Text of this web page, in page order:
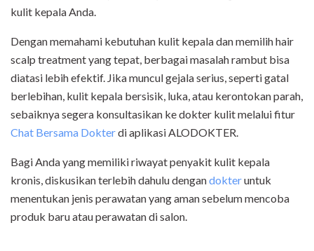
kulit kepala Anda.
Dengan memahami kebutuhan kulit kepala dan memilih hair
scalp treatment yang tepat, berbagai masalah rambut bisa
diatasi lebih efektif. Jika muncul gejala serius, seperti gatal
berlebihan, kulit kepala bersisik, luka, atau kerontokan parah,
sebaiknya segera konsultasikan ke dokter kulit melalui fitur
Chat Bersama Dokterdi aplikasi ALODOKTER.
Bagi Anda yang memiliki riwayat penyakit kulit kepala
kronis, diskusikan terlebih dahulu dengandokteruntuk
menentukan jenis perawatan yang aman sebelum mencoba
produk baru atau perawatan di salon.